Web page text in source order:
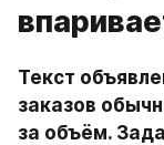
Текст
заказов
за объём.